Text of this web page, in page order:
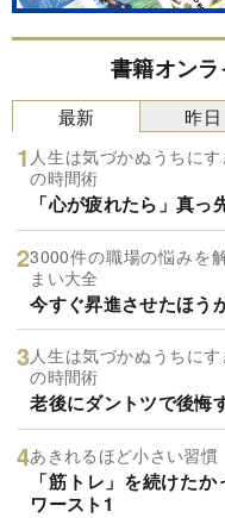
書籍オン
最新
人生は気づかぬうちに
の時間術
「心が疲れたら」真
3000件の職場の悩みを
まい大全
今すぐ昇進させたほう
人生は気づかぬうちに
の時間術
老後にダントツで後悔
あきれるほど小さい習慣
「筋トレ」を続けた
ワースト1
昨日